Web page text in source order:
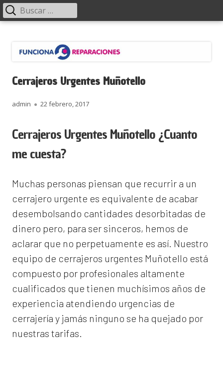
contenido
Menú
principal Buscar:
Cerrajeros Urgentes Muñotello
Autor
admin
Publicado
22 febrero, 2017
Cerrajeros Urgentes Muñotello ¿Cuanto
me cuesta?
Muchas personas piensan que recurrir a un
cerrajero urgente es equivalente de acabar
desembolsando cantidades desorbitadas de
dinero pero, para ser sinceros, hemos de
aclarar que no perpetuamente es así. Nuestro
equipo de cerrajeros urgentes Muñotello está
compuesto por profesionales altamente
cualificados que tienen muchísimos años de
experiencia atendiendo urgencias de
cerrajería y jamás ninguno se ha quejado por
nuestras tarifas.